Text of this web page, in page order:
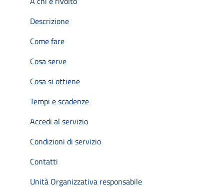
Descrizione
Come fare
Cosa serve
Cosa si ottiene
Tempi e scadenze
Accedi al servizio
Condizioni di servizio
Contatti
Unità Organizzativa responsabile